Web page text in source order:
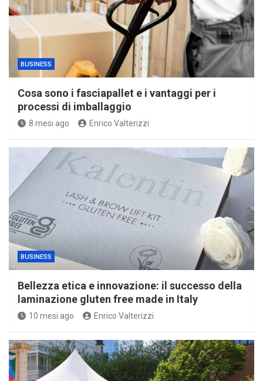
BUSINESS
Cosa sono i fasciapallet e i vantaggi per i
processi di imballaggio
8 mesi ago Enrico Valterizzi
BUSINESS
Bellezza etica e innovazione: il successo della
laminazione gluten free made in Italy
10 mesi ago Enrico Valterizzi